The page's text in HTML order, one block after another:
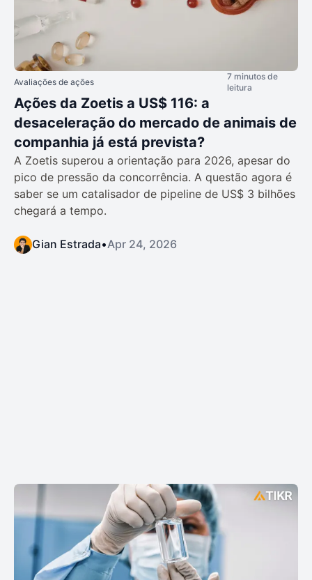
Avaliações de ações
7 minutos de
leitura
Ações da Zoetis a US$ 116: a
desaceleração do mercado de animais de
companhia já está prevista?
A Zoetis superou a orientação para 2026, apesar do
pico de pressão da concorrência. A questão agora é
saber se um catalisador de pipeline de US$ 3 bilhões
chegará a tempo.
Gian Estrada•Apr 24, 2026